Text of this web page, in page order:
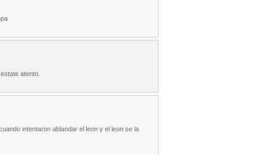
atento.
intentaron ablandar el leon y el leon se la